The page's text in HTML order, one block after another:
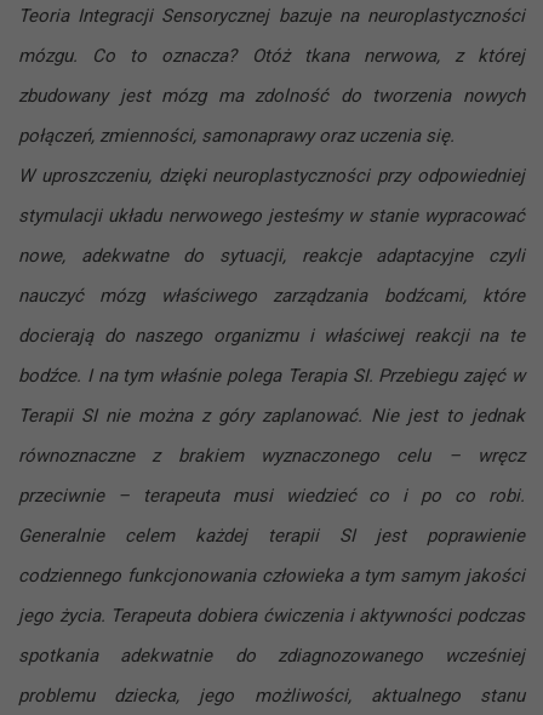
Teoria Integracji Sensorycznej bazuje na neuroplastyczności
mózgu. Co to oznacza? Otóż tkana nerwowa, z której
zbudowany jest mózg ma zdolność do tworzenia nowych
połączeń, zmienności, samonaprawy oraz uczenia się.
W uproszczeniu, dzięki neuroplastyczności przy odpowiedniej
stymulacji układu nerwowego jesteśmy w stanie wypracować
nowe, adekwatne do sytuacji, reakcje adaptacyjne czyli
nauczyć mózg właściwego zarządzania bodźcami, które
docierają do naszego organizmu i właściwej reakcji na te
bodźce. I na tym właśnie polega Terapia SI. Przebiegu zajęć w
Terapii SI nie można z góry zaplanować. Nie jest to jednak
równoznaczne z brakiem wyznaczonego celu – wręcz
przeciwnie – terapeuta musi wiedzieć co i po co robi.
Generalnie celem każdej terapii SI jest poprawienie
codziennego funkcjonowania człowieka a tym samym jakości
jego życia. Terapeuta dobiera ćwiczenia i aktywności podczas
spotkania adekwatnie do zdiagnozowanego wcześniej
problemu dziecka, jego możliwości, aktualnego stanu